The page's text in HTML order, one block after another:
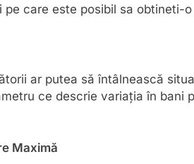
pe care este posibil sa obtineti-
ar putea să întâlnească
ce descrie variația în bani
Maximă